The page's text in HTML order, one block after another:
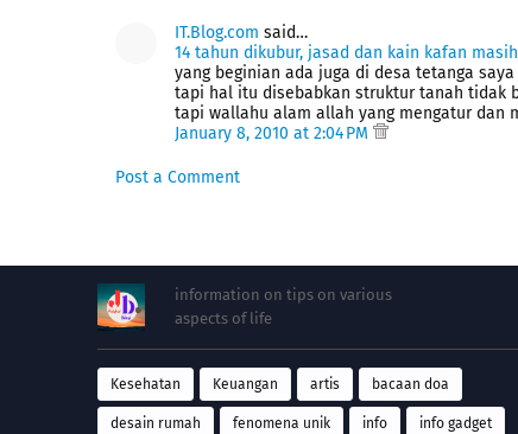
IT.Blog.com said…
14 tahun dikubur, jasad dan kain kafan
yang beginian ada juga di desa tetanga
tapi hal itu disebabkan struktur tanah tidak
tapi wallahu alam allah yang mengatur dan
January 8, 2010 at 2:04 PM
Post a Comment
information on tips on various
aspects of life
Kesehatan Keuangan artis bacaan doa
desain rumah fenomena unik info info gadget